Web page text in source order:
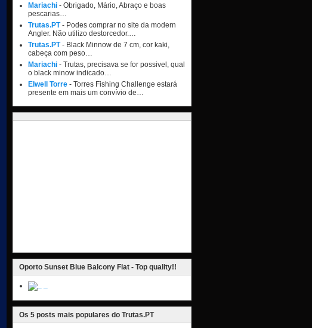
Mariachi - Obrigado, Mário, Abraço e boas
pescarias…
Trutas.PT- Podes comprar no site da modern
Angler. Não utilizo destorcedor.…
Trutas.PT- Black Minnow de 7 cm, cor kaki,
cabeça com peso…
Mariachi - Trutas, precisava se for possivel, qual
o black minow indicado…
Elwell Torre - Torres Fishing Challenge estará
presente em mais um convívio de…
Oporto Sunset Blue Balcony Flat - Top quality!!
Os 5 posts mais populares do Trutas.PT